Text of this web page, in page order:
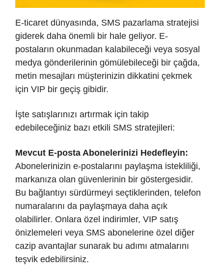
E-ticaret dünyasında, SMS pazarlama stratejisi
giderek daha önemli bir hale geliyor. E-
postaların okunmadan kalabileceği veya sosyal
medya gönderilerinin gömülebileceği bir çağda,
metin mesajları müşterinizin dikkatini çekmek
için VIP bir geçiş gibidir.
İşte satışlarınızı artırmak için takip
edebileceğiniz bazı etkili SMS stratejileri:
Mevcut E-posta Abonelerinizi Hedefleyin:
Abonelerinizin e-postalarını paylaşma istekliliği,
markanıza olan güvenlerinin bir göstergesidir.
Bu bağlantıyı sürdürmeyi seçtiklerinden, telefon
numaralarını da paylaşmaya daha açık
olabilirler. Onlara özel indirimler, VIP satış
önizlemeleri veya SMS abonelerine özel diğer
cazip avantajlar sunarak bu adımı atmalarını
teşvik edebilirsiniz.